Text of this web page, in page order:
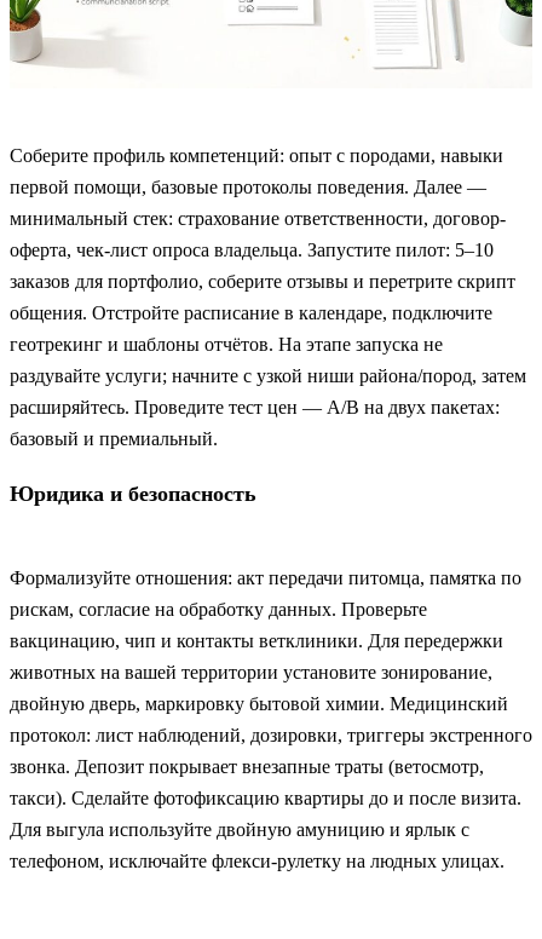
Соберите профиль компетенций: опыт с породами, навыки
первой помощи, базовые протоколы поведения. Далее —
минимальный стек: страхование ответственности, договор-
оферта, чек-лист опроса владельца. Запустите пилот: 5–10
заказов для портфолио, соберите отзывы и перетрите скрипт
общения. Отстройте расписание в календаре, подключите
геотрекинг и шаблоны отчётов. На этапе запуска не
раздувайте услуги; начните с узкой ниши района/пород, затем
расширяйтесь. Проведите тест цен — А/В на двух пакетах:
базовый и премиальный.
Юридика и безопасность
Формализуйте отношения: акт передачи питомца, памятка по
рискам, согласие на обработку данных. Проверьте
вакцинацию, чип и контакты ветклиники. Для передержки
животных на вашей территории установите зонирование,
двойную дверь, маркировку бытовой химии. Медицинский
протокол: лист наблюдений, дозировки, триггеры экстренного
звонка. Депозит покрывает внезапные траты (ветосмотр,
такси). Сделайте фотофиксацию квартиры до и после визита.
Для выгула используйте двойную амуницию и ярлык с
телефоном, исключайте флекси-рулетку на людных улицах.